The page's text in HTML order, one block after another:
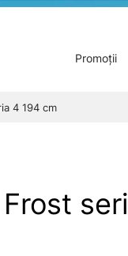
Promoții
4 194 cm